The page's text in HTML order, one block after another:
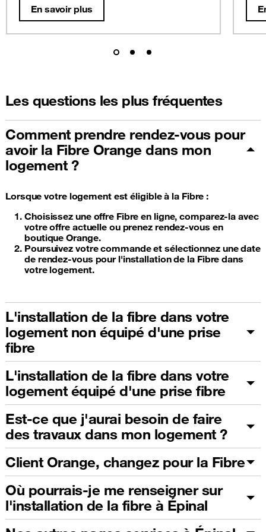
En savoir plus
Les questions les plus fréquentes
Comment prendre rendez-vous pour
avoir la Fibre Orange dans mon
logement ?
Lorsque votre logement est éligible à la Fibre :
Choisissez une offre Fibre en ligne, comparez-la avec
votre offre actuelle ou prenez rendez-vous en
boutique Orange.
Poursuivez votre commande et sélectionnez une date
de rendez-vous pour l'installation de la Fibre dans
votre logement.
L'installation de la fibre dans votre
logement non équipé d'une prise
fibre
L'installation de la fibre dans votre
logement équipé d'une prise fibre
Est-ce que j'aurai besoin de faire
des travaux dans mon logement ?
Client Orange, changez pour la Fibre
Où pourrais-je me renseigner sur
l'installation de la fibre à Épinal